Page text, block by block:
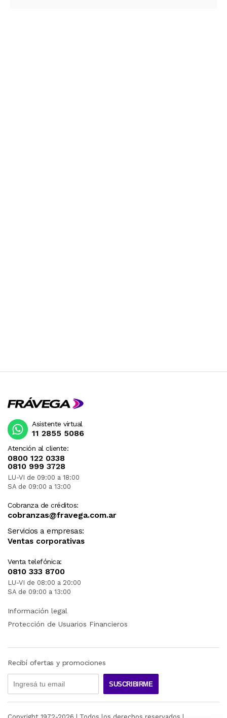
Atención al cliente:
0800 122 0338
0810 999 3728
LU-VI de 09:00 a 18:00
SA de 09:00 a 13:00
Cobranza de créditos:
cobranzas@fravega.com.ar
Servicios a empresas:
Ventas corporativas
Venta telefónica:
0810 333 8700
LU-VI de 08:00 a 20:00
SA de 09:00 a 13:00
Asistente virtual
11 2855 5086
Información legal
Protección de Usuarios Financieros
Recibí ofertas y promociones
SUSCRIBIRME